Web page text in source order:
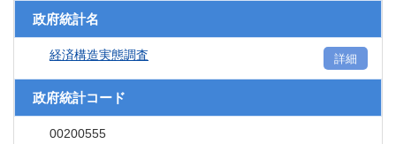
政府統計名
経済構造実態調査 詳細
政府統計コード
00200555